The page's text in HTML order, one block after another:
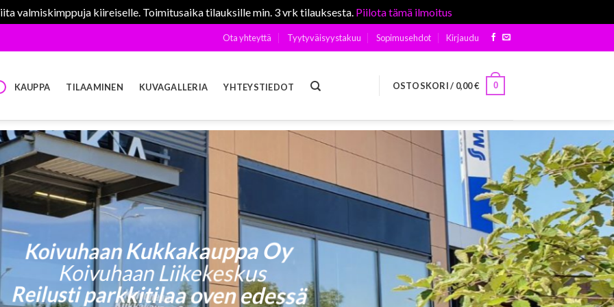
valmiskimppuja kiireiselle. Toimitusaika tilauksille min. 3 vrk tilauksesta. Piilota tämä ilmoitus
Ota yhteyttä Tyytyväisyystakuu Sopimusehdot Kirjaudu
KAUPPA TILAAMINEN KUVAGALLERIA YHTEYSTIEDOT OSTOSKORI / 0,00€ 0
Koivuhaan Kukkakauppa Oy
Koivuhaan Liikekeskus
Reilusti parkkitilaa oven edessä